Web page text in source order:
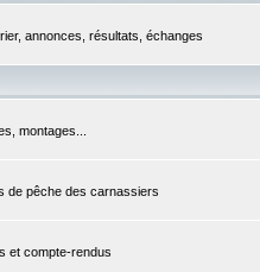
annonces, résultats, échanges
montages...
de pêche des carnassiers
et compte-rendus